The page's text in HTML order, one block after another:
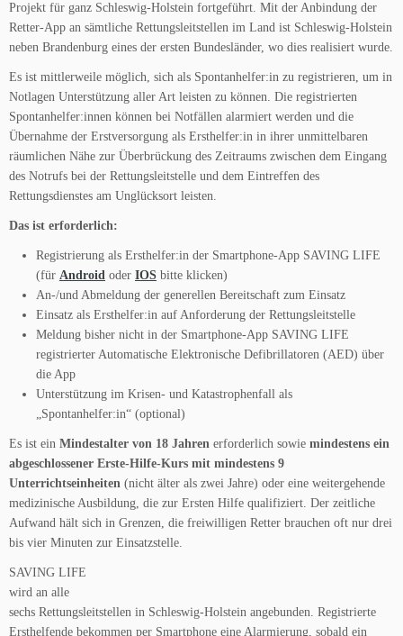
Projekt für ganz Schleswig-Holstein fortgeführt. Mit der Anbindung der
Retter-App an sämtliche Rettungsleitstellen im Land ist Schleswig-Holstein
neben Brandenburg eines der ersten Bundesländer, wo dies realisiert wurde.
Es ist mittlerweile möglich, sich als Spontanhelfer:in zu registrieren, um in
Notlagen Unterstützung aller Art leisten zu können. Die registrierten
Spontanhelfer:innen können bei Notfällen alarmiert werden und die
Übernahme der Erstversorgung als Ersthelfer:in in ihrer unmittelbaren
räumlichen Nähe zur Überbrückung des Zeitraums zwischen dem Eingang
des Notrufs bei der Rettungsleitstelle und dem Eintreffen des
Rettungsdienstes am Unglücksort leisten.
Das ist erforderlich:
Registrierung als Ersthelfer:in der Smartphone-App SAVING LIFE
(für Android oder IOS bitte klicken)
An-/und Abmeldung der generellen Bereitschaft zum Einsatz
Einsatz als Ersthelfer:in auf Anforderung der Rettungsleitstelle
Meldung bisher nicht in der Smartphone-App SAVING LIFE
registrierter Automatische Elektronische Defibrillatoren (AED) über
die App
Unterstützung im Krisen- und Katastrophenfall als
„Spontanhelfer:in“ (optional)
Es ist ein Mindestalter von 18 Jahren erforderlich sowie mindestens ein
abgeschlossener Erste-Hilfe-Kurs mit mindestens 9
Unterrichtseinheiten (nicht älter als zwei Jahre) oder eine weitergehende
medizinische Ausbildung, die zur Ersten Hilfe qualifiziert. Der zeitliche
Aufwand hält sich in Grenzen, die freiwilligen Retter brauchen oft nur drei
bis vier Minuten zur Einsatzstelle.
SAVING LIFE
wird an alle
sechs Rettungsleitstellen in Schleswig-Holstein angebunden. Registrierte
Ersthelfende bekommen per Smartphone eine Alarmierung, sobald ein